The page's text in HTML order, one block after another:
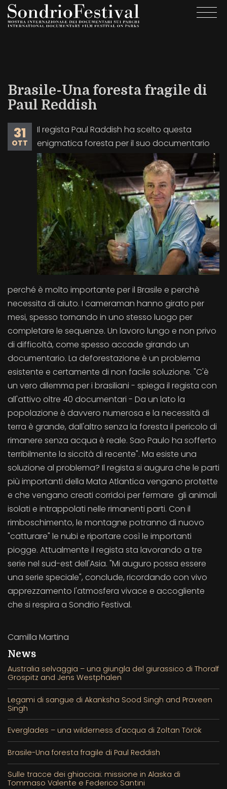
Salta
Brasile-Una foresta fragile di
Paul Reddish
31
OTT
Il regista Paul Raddish ha scelto questa
enigmatica foresta per il suo documentario
perché è molto importante per il Brasile e perchè
necessita di aiuto. I cameraman hanno girato per
mesi, spesso tornando in uno stesso luogo per
completare le sequenze. Un lavoro lungo e non privo
di difficoltà, come spesso accade girando un
documentario. La deforestazione è un problema
esistente e certamente di non facile soluzione. "C'è
un vero dilemma per i brasiliani - spiega il regista con
all'attivo oltre 40 documentari - Da un lato la
popolazione è davvero numerosa e la necessità di
terra è grande, dall'altro senza la foresta il pericolo di
rimanere senza acqua è reale. Sao Paulo ha sofferto
terribilmente la siccità di recente". Ma esiste una
soluzione al problema? Il regista si augura che le parti
più importanti della Mata Atlantica vengano protette
e che vengano creati corridoi per fermare gli animali
isolati e intrappolati nelle rimanenti parti. Con il
rimboschimento, le montagne potranno di nuovo
"catturare" le nubi e riportare così le importanti
piogge. Attualmente il regista sta lavorando a tre
serie nel sud-est dell'Asia. "Mi auguro possa essere
una serie speciale", conclude, ricordando con vivo
apprezzamento l'atmosfera vivace e accogliente
che si respira a Sondrio Festival.
Camilla Martina
News
Australia selvaggia – una giungla del giurassico di Thoralf
Grospitz and Jens Westphalen
Legami di sangue di Akanksha Sood Singh and Praveen
Singh
Everglades – una wilderness d'acqua di Zoltan Török
Brasile-Una foresta fragile di Paul Reddish
Sulle tracce dei ghiacciai: missione in Alaska di
Tommaso Valente e Federico Santini